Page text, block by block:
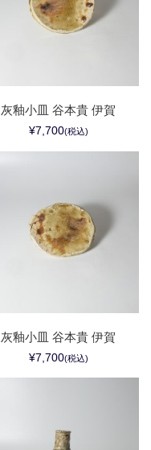
灰釉小皿 谷本貴 伊賀
¥7,700(税込)
灰釉小皿 谷本貴 伊賀
¥7,700(税込)